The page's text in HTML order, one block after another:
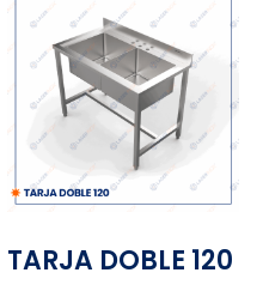
TARJA DOBLE 120